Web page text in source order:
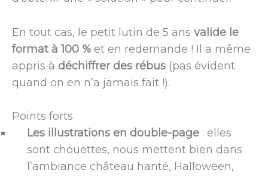
En tout cas, le petit lutin de 5 ans valide le
format à 100 % et en redemande ! Il a même
appris à déchiffrer des rébus (pas évident
quand on en n’a jamais fait !).
Points forts
Les illustrations en double-page : elles
sont chouettes, nous mettent bien dans
l’ambiance château hanté, Halloween,